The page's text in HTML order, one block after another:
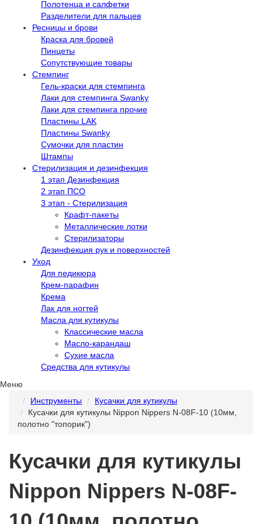
Полотенца и салфетки
Разделители для пальцев
Ресницы и брови
Краска для бровей
Пинцеты
Сопутствующие товары
Стемпинг
Гель-краски для стемпинга
Лаки для стемпинга Swanky
Лаки для стемпинга прочие
Пластины LAK
Пластины Swanky
Сумочки для пластин
Штампы
Стерилизация и дезинфекция
1 этап Дезинфекция
2 этап ПСО
3 этап - Стерилизация
Крафт-пакеты
Металлические лотки
Стерилизаторы
Дезинфекция рук и поверхностей
Уход
Для педикюра
Крем-парафин
Крема
Лак для ногтей
Масла для кутикулы
Классические масла
Масло-карандаш
Сухие масла
Средства для кутикулы
Меню
Инструменты
Кусачки для кутикулы
Кусачки для кутикулы Nippon Nippers N-08F-10 (10мм,
полотно "топорик")
Кусачки для кутикулы
Nippon Nippers N-08F-